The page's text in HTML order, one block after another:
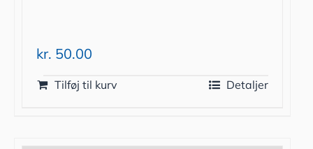
kr. 50.00
Tilføj til kurv Detaljer